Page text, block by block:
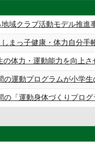
域クラブ活動モデル推進
まっ子健康・体力自分
体力・運動能力を向上
の運動プログラムが小学
の「運動身体づくりプロ